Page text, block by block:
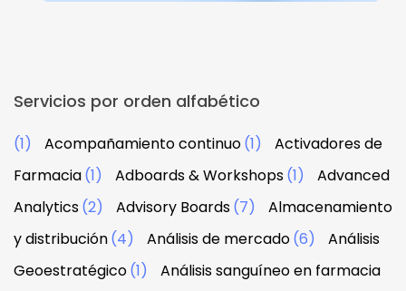
Servicios por orden alfabético
(1) Acompañamiento continuo(1)
Activadores de
Farmacia(1) Adboards & Workshops(1)
Advanced
Analytics(2) Advisory Boards(7)
Almacenamiento
y distribución(4) Análisis de mercado(6)
Análisis
Geoestratégico(1)
Análisis sanguíneo en farmacia